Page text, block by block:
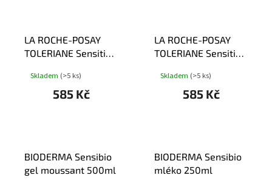
LA ROCHE-POSAY
TOLERIANE Sensitive
Skladem (>5 ks)
585 Kč
LA ROCHE-POSAY
TOLERIANE Sensitive
Skladem (>5 ks)
585 Kč
BIODERMA Sensibio
gel moussant 500ml
BIODERMA Sensibio
mléko 250ml